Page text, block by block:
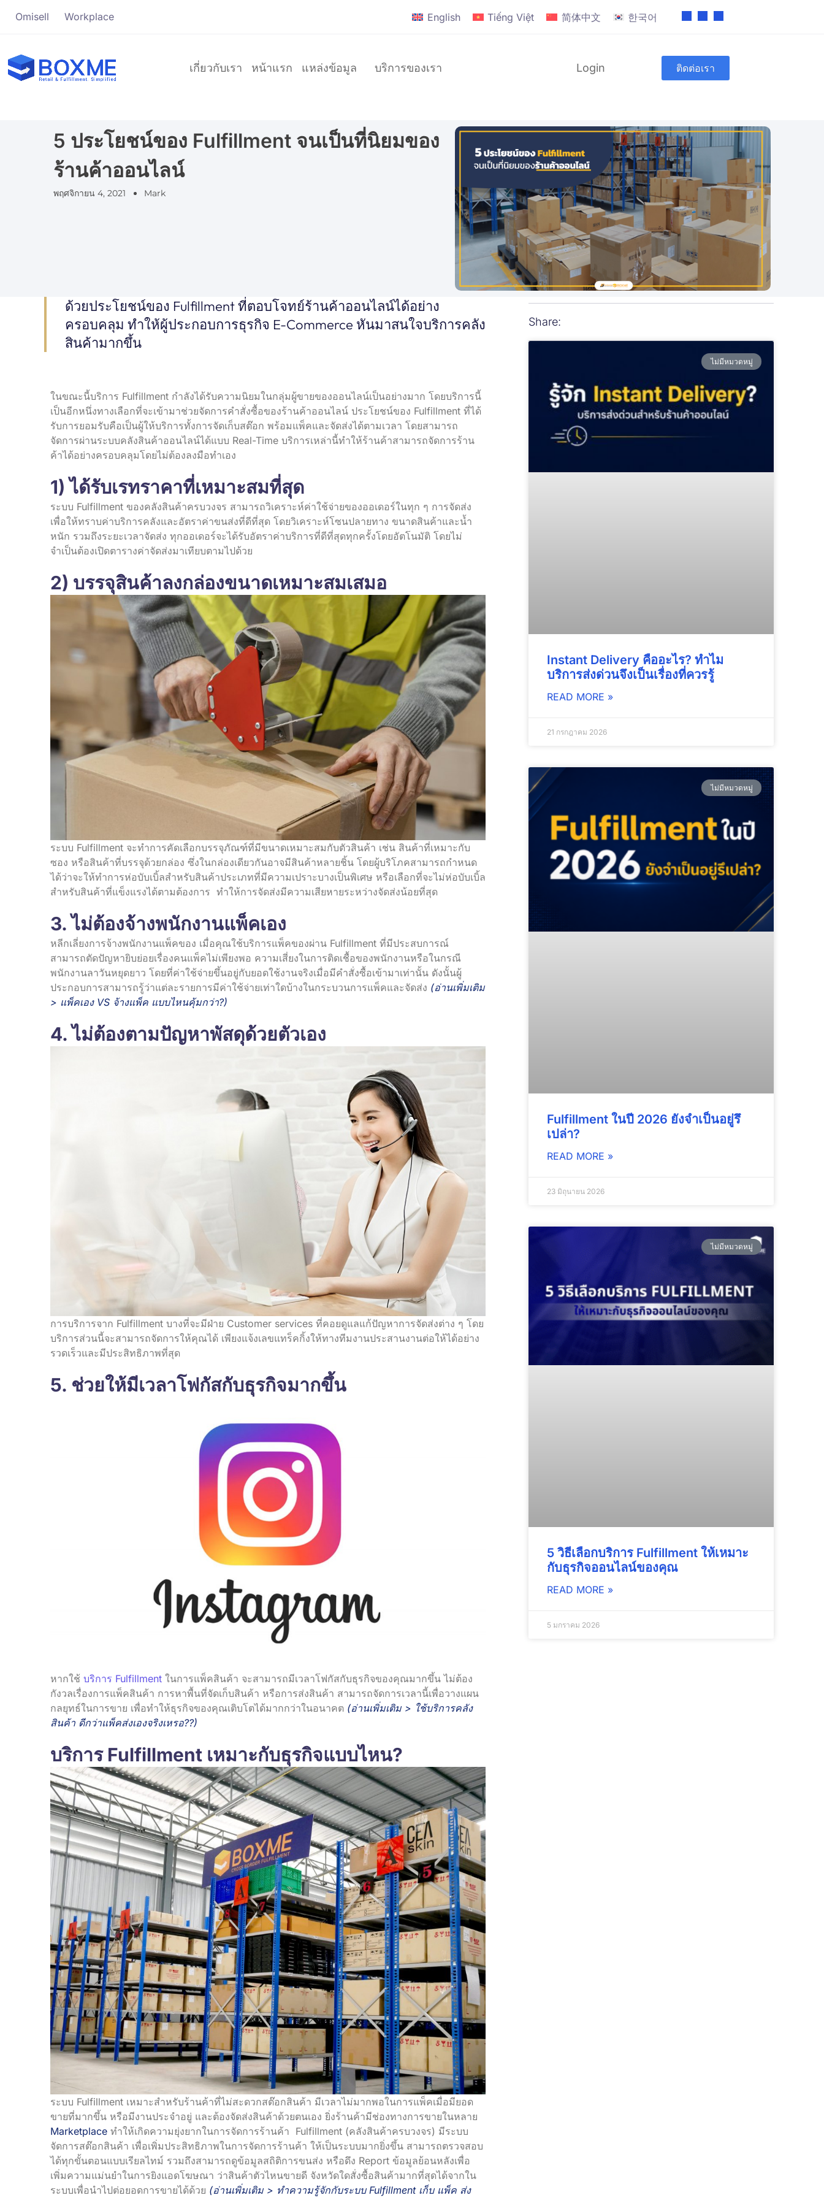
Omisell Workplace English Tiếng Việt 简体中文 한국어
เกี่ยวกับเรา หน้าแรก แหล่งข้อมูล บริการของเรา Login ติดต่อเรา
5 ประโยชน์ของ Fulfillment จนเป็นที่นิยมของ
ร้านค้าออนไลน์
พฤศจิกายน 4, 2021 Mark
ด้วยประโยชน์ของ Fulfillment ที่ตอบโจทย์ร้านค้าออนไลน์ได้อย่าง
ครอบคลุม ทำให้ผู้ประกอบการธุรกิจ E-Commerce หันมาสนใจบริการคลัง
สินค้ามากขึ้น
ในขณะนี้บริการ Fulfillment กำลังได้รับความนิยมในกลุ่มผู้ขายของออนไลน์เป็นอย่างมาก โดยบริการนี้
เป็นอีกหนึ่งทางเลือกที่จะเข้ามาช่วยจัดการคำสั่งซื้อของร้านค้าออนไลน์ ประโยชน์ของ Fulfillment ที่ได้
รับการยอมรับคือเป็นผู้ให้บริการทั้งการจัดเก็บสต๊อก พร้อมแพ็คและจัดส่งได้ตามเวลา โดยสามารถ
จัดการผ่านระบบคลังสินค้าออนไลน์ได้แบบ Real-Time บริการเหล่านี้ทำให้ร้านค้าสามารถจัดการร้าน
ค้าได้อย่างครอบคลุมโดยไม่ต้องลงมือทำเอง
1) ได้รับเรทราคาที่เหมาะสมที่สุด
ระบบ Fulfillment ของคลังสินค้าครบวงจร สามารถวิเคราะห์ค่าใช้จ่ายของออเดอร์ในทุก ๆ การจัดส่ง
เพื่อให้ทราบค่าบริการคลังและอัตราค่าขนส่งที่ดีที่สุด โดยวิเคราะห์โซนปลายทาง ขนาดสินค้าและน้ำ
หนัก รวมถึงระยะเวลาจัดส่ง ทุกออเดอร์จะได้รับอัตราค่าบริการที่ดีที่สุดทุกครั้งโดยอัตโนมัติ โดยไม่
จำเป็นต้องเปิดตารางค่าจัดส่งมาเทียบตามไปด้วย
2) บรรจุสินค้าลงกล่องขนาดเหมาะสมเสมอ
ระบบ Fulfillment จะทำการคัดเลือกบรรจุภัณฑ์ที่มีขนาดเหมาะสมกับตัวสินค้า เช่น สินค้าที่เหมาะกับ
ซอง หรือสินค้าที่บรรจุด้วยกล่อง ซึ่งในกล่องเดียวกันอาจมีสินค้าหลายชิ้น โดยผู้บริโภคสามารถกำหนด
ได้ว่าจะให้ทำการห่อบับเบิ้ลสำหรับสินค้าประเภทที่มีความเปราะบางเป็นพิเศษ หรือเลือกที่จะไม่ห่อบับเบิ้ล
สำหรับสินค้าที่แข็งแรงได้ตามต้องการ ทำให้การจัดส่งมีความเสียหายระหว่างจัดส่งน้อยที่สุด
3. ไม่ต้องจ้างพนักงานแพ็คเอง
หลีกเลี่ยงการจ้างพนักงานแพ็คของ เมื่อคุณใช้บริการแพ็คของผ่าน Fulfillment ที่มีประสบการณ์
สามารถตัดปัญหายิบย่อยเรื่องคนแพ็คไม่เพียงพอ ความเสี่ยงในการติดเชื้อของพนักงานหรือในกรณี
พนักงานลาวันหยุดยาว โดยที่ค่าใช้จ่ายขึ้นอยู่กับยอดใช้งานจริงเมื่อมีคำสั่งซื้อเข้ามาเท่านั้น ดังนั้นผู้
ประกอบการสามารถรู้ว่าแต่ละรายการมีค่าใช้จ่ายเท่าใดบ้างในกระบวนการแพ็คและจัดส่ง (อ่านเพิ่มเติม
> แพ็คเอง VS จ้างแพ็ค แบบไหนคุ้มกว่า?)
4. ไม่ต้องตามปัญหาพัสดุด้วยตัวเอง
การบริการจาก Fulfillment บางที่จะมีฝ่าย Customer services ที่คอยดูแลแก้ปัญหาการจัดส่งต่าง ๆ โดย
บริการส่วนนี้จะสามารถจัดการให้คุณได้ เพียงแจ้งเลขแทร็คกิ้งให้ทางทีมงานประสานงานต่อให้ได้อย่าง
รวดเร็วและมีประสิทธิภาพที่สุด
5. ช่วยให้มีเวลาโฟกัสกับธุรกิจมากขึ้น
หากใช้ บริการ Fulfillment ในการแพ็คสินค้า จะสามารถมีเวลาโฟกัสกับธุรกิจของคุณมากขึ้น ไม่ต้อง
กังวลเรื่องการแพ็คสินค้า การหาพื้นที่จัดเก็บสินค้า หรือการส่งสินค้า สามารถจัดการเวลานี้เพื่อวางแผน
กลยุทธ์ในการขาย เพื่อทำให้ธุรกิจของคุณเติบโตได้มากกว่าในอนาคต (อ่านเพิ่มเติม > ใช้บริการคลัง
สินค้า ดีกว่าแพ็คส่งเองจริงเหรอ??)
บริการ Fulfillment เหมาะกับธุรกิจแบบไหน?​
ระบบ Fulfillment เหมาะสำหรับร้านค้าที่ไม่สะดวกสต๊อกสินค้า มีเวลาไม่มากพอในการแพ็คเมื่อมียอด
ขายที่มากขึ้น หรือมีงานประจำอยู่ และต้องจัดส่งสินค้าด้วยตนเอง ยิ่งร้านค้ามีช่องทางการขายในหลาย
Marketplace ทำให้เกิดความยุ่งยากในการจัดการร้านค้า Fulfillment (คลังสินค้าครบวงจร) มีระบบ
จัดการสต๊อกสินค้า เพื่อเพิ่มประสิทธิภาพในการจัดการร้านค้า ให้เป็นระบบมากยิ่งขึ้น สามารถตรวจสอบ
ได้ทุกขั้นตอนแบบเรียลไทม์ รวมถึงสามารถดูข้อมูลสถิติการขนส่ง หรือดึง Report ข้อมูลย้อนหลังเพื่อ
เพิ่มความแม่นยำในการยิงแอดโฆษณา ว่าสินค้าตัวไหนขายดี จังหวัดใดสั่งซื้อสินค้ามากที่สุดได้จากใน
ระบบเพื่อนำไปต่อยอดการขายได้ด้วย (อ่านเพิ่มเติม > ทำความรู้จักกับระบบ Fulfillment เก็บ แพ็ค ส่ง
Share:
ไม่มีหมวดหมู่
Instant Delivery คืออะไร? ทำไม
บริการส่งด่วนจึงเป็นเรื่องที่ควรรู้
READ MORE »
21 กรกฎาคม 2026
ไม่มีหมวดหมู่
Fulfillment ในปี 2026 ยังจำเป็นอยู่รึ
เปล่า?
READ MORE »
23 มิถุนายน 2026
ไม่มีหมวดหมู่
5 วิธีเลือกบริการ Fulfillment ให้เหมาะ
กับธุรกิจออนไลน์ของคุณ
READ MORE »
5 มกราคม 2026